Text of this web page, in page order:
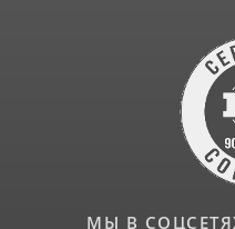
МЫ В